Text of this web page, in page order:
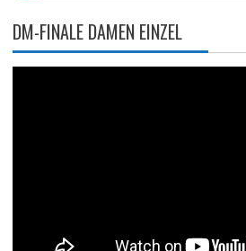
DM-FINALE DAMEN EINZEL